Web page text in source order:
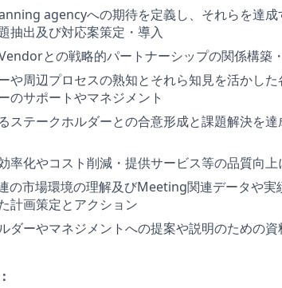
agencyへの期待を定義し、それらを達成
抽出及び対応案策定・導入
との戦略的パートナーシップの関係構築
や周辺プロセスの熟知とそれら知見を活かし
のサポートやマネジメント
ステークホルダーとの合意形成と課題解決を
率化やコスト削減・提供サービス等の品質向
の市場環境の理解及びMeeting関連データや実
計画策定とアクション
ダーやマネジメントへの提案や説明のための